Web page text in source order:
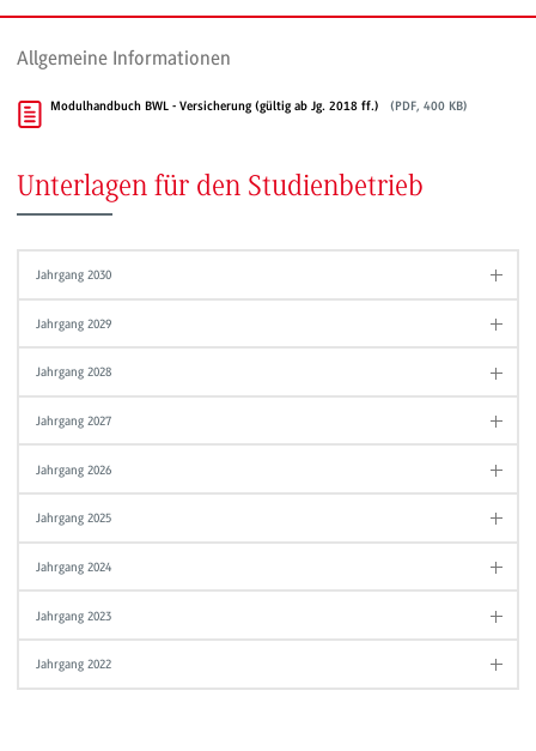
Allgemeine Informationen
Modulhandbuch BWL - Versicherung (gültig ab Jg. 2018 ff.) (PDF, 400 KB)
Unterlagen für den Studienbetrieb
Jahrgang 2030
Jahrgang 2029
Jahrgang 2028
Jahrgang 2027
Jahrgang 2026
Jahrgang 2025
Jahrgang 2024
Jahrgang 2023
Jahrgang 2022